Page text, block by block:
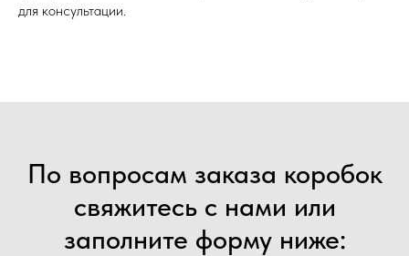
для консультации.
По вопросам заказа коробок
свяжитесь с нами или
заполните форму ниже: